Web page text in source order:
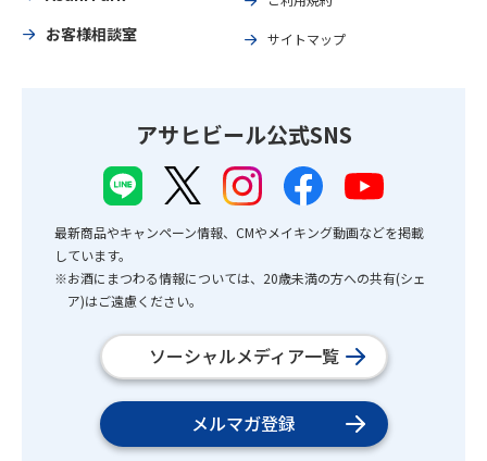
お客様相談室
サイトマップ
アサヒビール公式SNS
最新商品やキャンペーン情報、CMやメイキング動画などを掲載
しています。
※お酒にまつわる情報については、20歳未満の方への共有(シェ
ア)はご遠慮ください。
ソーシャルメディア一覧
メルマガ登録